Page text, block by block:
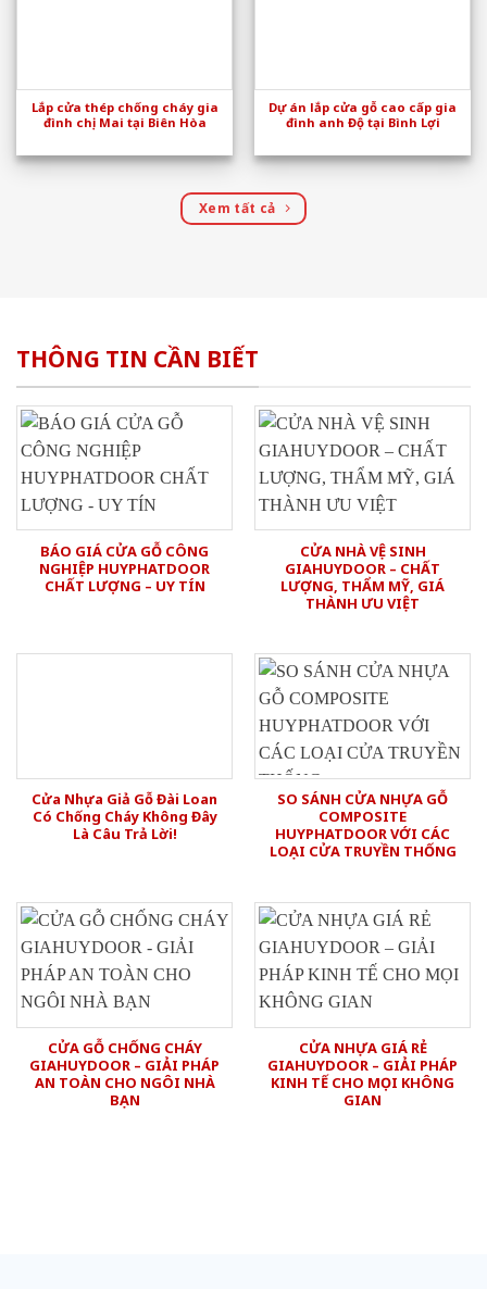
Lắp cửa thép chống cháy gia
đình chị Mai tại Biên Hòa
Dự án lắp cửa gỗ cao cấp gia
đình anh Độ tại Bình Lợi
Xem tất cả
THÔNG TIN CẦN BIẾT
BÁO GIÁ CỬA GỖ CÔNG
NGHIỆP HUYPHATDOOR
CHẤT LƯỢNG – UY TÍN
CỬA NHÀ VỆ SINH
GIAHUYDOOR – CHẤT
LƯỢNG, THẨM MỸ, GIÁ
THÀNH ƯU VIỆT
Cửa Nhựa Giả Gỗ Đài Loan
Có Chống Cháy Không Đây
Là Câu Trả Lời!
SO SÁNH CỬA NHỰA GỖ
COMPOSITE
HUYPHATDOOR VỚI CÁC
LOẠI CỬA TRUYỀN THỐNG
CỬA GỖ CHỐNG CHÁY
GIAHUYDOOR – GIẢI PHÁP
AN TOÀN CHO NGÔI NHÀ
BẠN
CỬA NHỰA GIÁ RẺ
GIAHUYDOOR – GIẢI PHÁP
KINH TẾ CHO MỌI KHÔNG
GIAN